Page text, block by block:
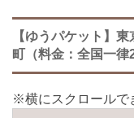
【ゆうパケット】
町（料金：全国一律